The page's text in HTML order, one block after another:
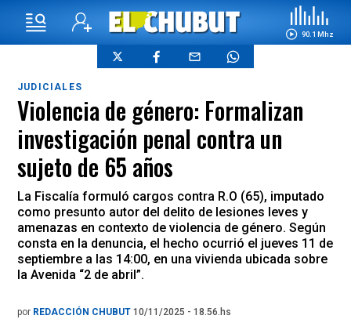
90.1 Mhz
JUDICIALES
Violencia de género: Formalizan
investigación penal contra un
sujeto de 65 años
La Fiscalía formuló cargos contra R.O (65), imputado
como presunto autor del delito de lesiones leves y
amenazas en contexto de violencia de género. Según
consta en la denuncia, el hecho ocurrió el jueves 11 de
septiembre a las 14:00, en una vivienda ubicada sobre
la Avenida “2 de abril”.
por REDACCIÓN CHUBUT 10/11/2025 - 18.56.hs